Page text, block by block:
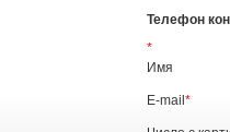
Телефон
*
Имя
E-mail*